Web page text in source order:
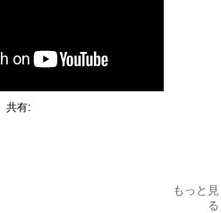
共有:
もっと見
る